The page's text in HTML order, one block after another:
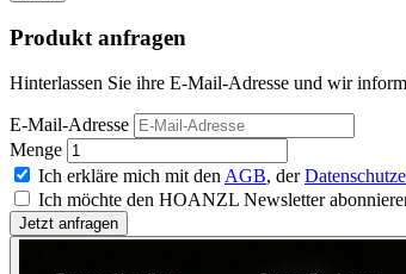
Produkt anfragen
Hinterlassen Sie ihre E-Mail-Adresse und wir
E-Mail-Adresse
Menge
Ich erkläre mich mit den AGB, der
Ich möchte den HOANZL Newsletter